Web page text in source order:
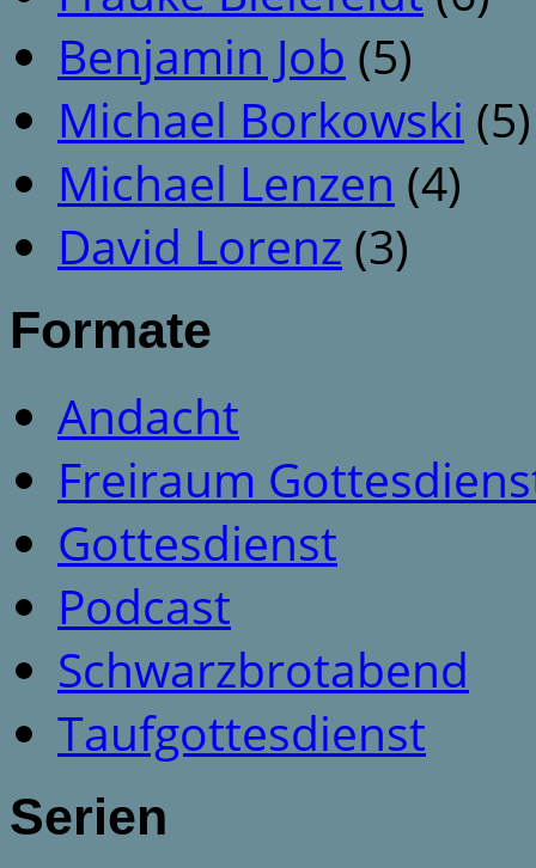
Benjamin Job (5)
Michael Borkowski (5)
Michael Lenzen (4)
David Lorenz (3)
Formate
Andacht
Freiraum
Gottesdienst
Podcast
Schwarzbrotabend
Taufgottesdienst
Serien